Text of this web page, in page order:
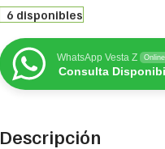
6 disponibles
WhatsApp Vesta Z Online
Consulta
Descripción